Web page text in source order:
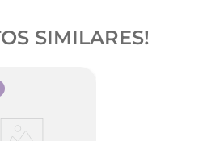
SIMILARES!